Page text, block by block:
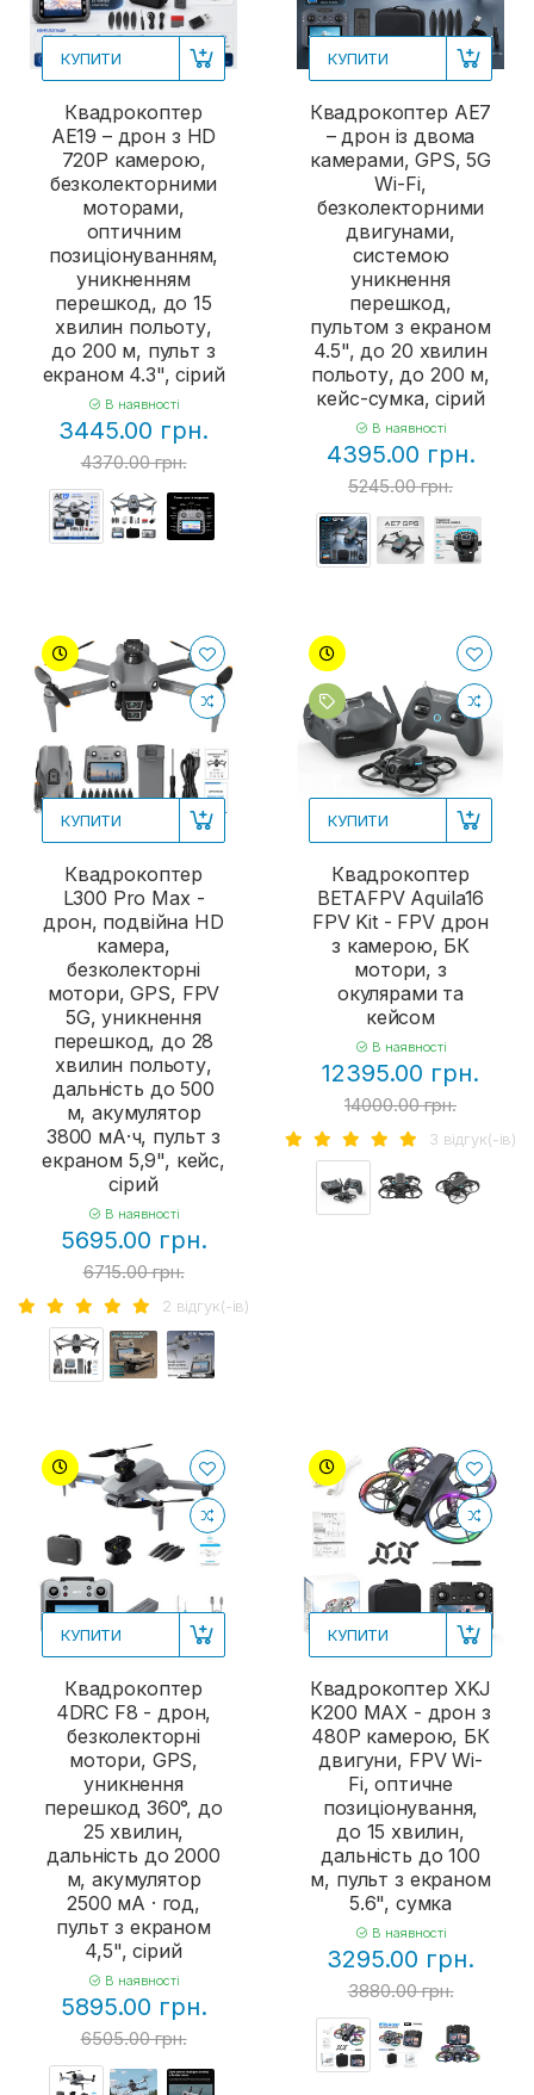
КУПИТИ
Квадрокоптер
AE19 – дрон з HD
720P камерою,
безколекторними
моторами,
оптичним
позиціонуванням,
уникненням
перешкод, до 15
хвилин польоту,
до 200 м, пульт з
екраном 4.3", сірий
В наявності
3445.00 грн.
4370.00 грн.
КУПИТИ
Квадрокоптер AE7
– дрон із двома
камерами, GPS, 5G
Wi-Fi,
безколекторними
двигунами,
системою
уникнення
перешкод,
пультом з екраном
4.5", до 20 хвилин
польоту, до 200 м,
кейс-сумка, сірий
В наявності
4395.00 грн.
5245.00 грн.
КУПИТИ
Квадрокоптер
L300 Pro Max -
дрон, подвійна HD
камера,
безколекторні
мотори, GPS, FPV
5G, уникнення
перешкод, до 28
хвилин польоту,
дальність до 500
м, акумулятор
3800 мА·ч, пульт з
екраном 5,9", кейс,
сірий
В наявності
5695.00 грн.
6715.00 грн.
2 вiдгук(-iв)
КУПИТИ
Квадрокоптер
BETAFPV Aquila16
FPV Kit - FPV дрон
з камерою, БК
мотори, з
окулярами та
кейсом
В наявності
12395.00 грн.
14000.00 грн.
3 вiдгук(-iв)
КУПИТИ
Квадрокоптер
4DRC F8 - дрон,
безколекторні
мотори, GPS,
уникнення
перешкод 360°, до
25 хвилин,
дальність до 2000
м, акумулятор
2500 мА · год,
пульт з екраном
4,5", сірий
В наявності
5895.00 грн.
6505.00 грн.
КУПИТИ
Квадрокоптер XKJ
K200 MAX - дрон з
480P камерою, БК
двигуни, FPV Wi-
Fi, оптичне
позиціонування,
до 15 хвилин,
дальність до 100
м, пульт з екраном
5.6", сумка
В наявності
3295.00 грн.
3880.00 грн.